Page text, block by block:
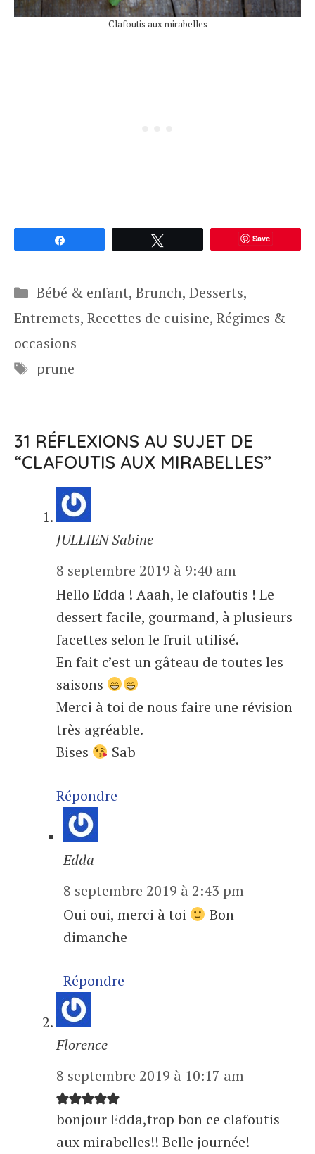
Clafoutis aux mirabelles
Save
Catégories
Bébé & enfant, Brunch, Desserts,
Entremets, Recettes de cuisine, Régimes &
occasions
Étiquettes
prune
31 RÉFLEXIONS AU SUJET DE
“CLAFOUTIS AUX MIRABELLES”
JULLIEN Sabine
8 septembre 2019 à 9:40 am
Hello Edda ! Aaah, le clafoutis ! Le
dessert facile, gourmand, à plusieurs
facettes selon le fruit utilisé.
En fait c’est un gâteau de toutes les
saisons
Merci à toi de nous faire une révision
très agréable.
Bises
Sab
Répondre
Edda
8 septembre 2019 à 2:43 pm
Oui oui, merci à toi
Bon
dimanche
Répondre
Florence
8 septembre 2019 à 10:17 am
bonjour Edda,trop bon ce clafoutis
aux mirabelles!! Belle journée!